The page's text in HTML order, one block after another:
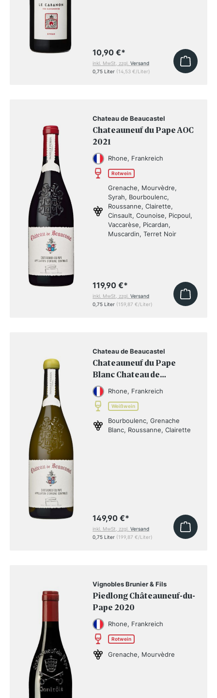
10,90 €*
inkl. MwSt, zzgl.Versand
0,75 Liter (14,53 €/Liter)
Chateau de Beaucastel
Chateauneuf du Pape AOC
2021
Rhone, Frankreich
Rotwein
Grenache, Mourvèdre,
Syrah, Bourboulenc,
Roussanne, Clairette,
Cinsault, Counoise, Picpoul,
Vaccarèse, Picardan,
Muscardin, Terret Noir
119,90 €*
inkl. MwSt, zzgl.Versand
0,75 Liter (159,87 €/Liter)
Chateau de Beaucastel
Chateauneuf du Pape
Blanc Chateau de
Beaucastel 2022 BIO
Rhone, Frankreich
Weißwein
Bourboulenc, Grenache
Blanc, Roussanne, Clairette
149,90 €*
inkl. MwSt, zzgl.Versand
0,75 Liter (199,87 €/Liter)
Vignobles Brunier & Fils
Piedlong Châteauneuf-du-
Pape 2020
Rhone, Frankreich
Rotwein
Grenache, Mourvèdre